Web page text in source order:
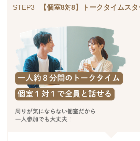
STEP3 【個室8対8】トークタイムスタ